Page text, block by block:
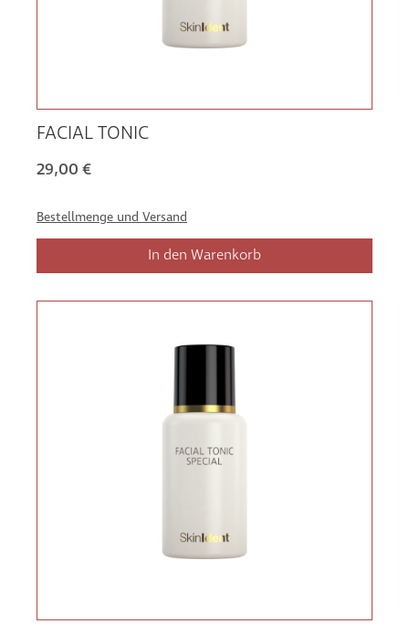
FACIAL TONIC
29,00 €
Bestellmenge und Versand
In den Warenkorb